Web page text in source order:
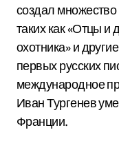
создал
таких как «Отцы и
охотника» и
первых русских
международное
Иван Тургенев
Франции.